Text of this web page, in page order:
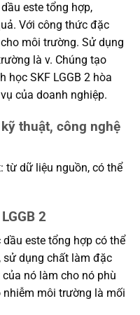
este tổng hợp,
Với công thức đặc
môi trường. Sử dụng
là v. Chúng tạo
học SKF LGGB 2 hòa
của doanh nghiệp.
thuật, công nghệ
từ dữ liệu nguồn, có thể
2
este tổng hợp có thể
sử dụng chất làm đặc
nó làm cho nó phù
môi trường là mối